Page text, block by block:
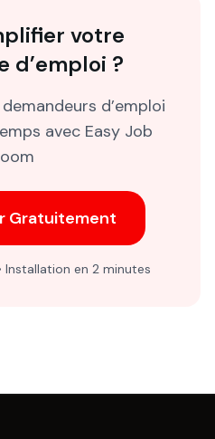
votre
d’emploi ?
d’emploi
avec Easy Job
Gratuitement
Installation en 2 minutes